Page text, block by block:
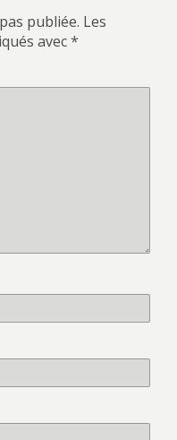
publiée. Les
avec*